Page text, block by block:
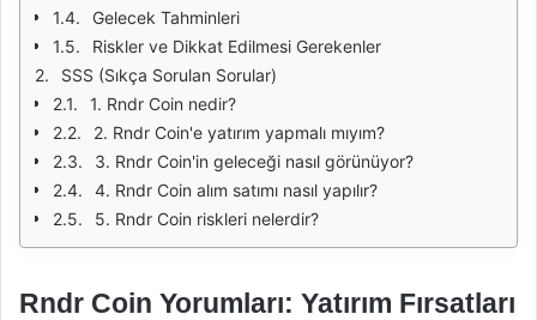
Gelecek Tahminleri
Riskler ve Dikkat Edilmesi Gerekenler
SSS (Sıkça Sorulan Sorular)
1. Rndr Coin nedir?
2. Rndr Coin'e yatırım yapmalı mıyım?
3. Rndr Coin'in geleceği nasıl görünüyor?
4. Rndr Coin alım satımı nasıl yapılır?
5. Rndr Coin riskleri nelerdir?
Rndr Coin Yorumları: Yatırım Fırsatları